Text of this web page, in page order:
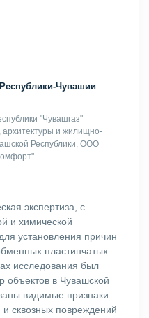
Чувашии
"Чувашгаз"
архитектуры и жилищно-
Республики, ООО
экспертиза, с
и химической
установления причин
пластинчатых
исследования был
объектов в Чувашской
видимые признаки
сквозных повреждений